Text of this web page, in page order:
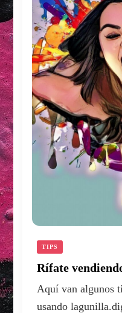
TIPS
Rífate
Aquí van algunos
usando